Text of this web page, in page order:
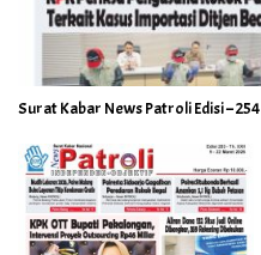
Surat Kabar News Patroli Edisi – 254